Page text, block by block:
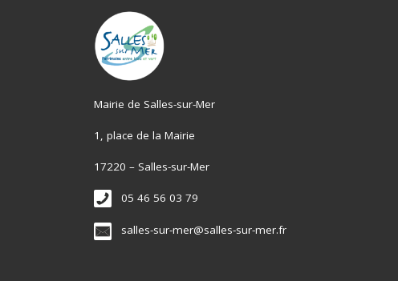
Mairie de Salles-sur-Mer
1, place de la Mairie
17220 – Salles-sur-Mer
05 46 56 03 79
salles-sur-mer@salles-sur-mer.fr